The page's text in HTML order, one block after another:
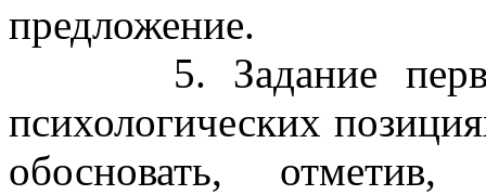
предложение.
5. Задание
психологических
обосновать,